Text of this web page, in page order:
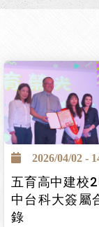
2026/04/02 -
五育高中建校
中台科大簽屬
錄